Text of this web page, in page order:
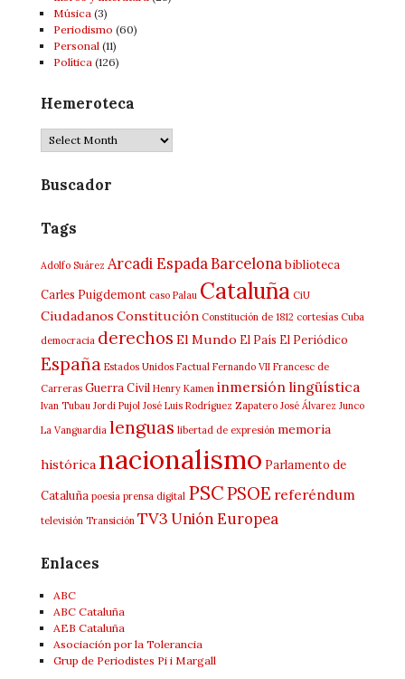
Música(3)
Periodismo (60)
Personal(11)
Política(126)
Hemeroteca
Hemeroteca
Buscador
Tags
Adolfo Suárez Arcadi EspadaBarcelona biblioteca
Carles Puigdemont caso Palau Cataluña CiU
Ciudadanos Constitución Constitución de 1812 cortesías Cuba
democracia derechos El Mundo El País El Periódico
España Estados Unidos Factual Fernando VII Francesc de
Carreras Guerra Civil Henry Kamen inmersión lingüística
Ivan Tubau Jordi Pujol José Luis Rodríguez Zapatero José Álvarez Junco
La Vanguardia lenguas libertad de expresión memoria
histórica nacionalismo Parlamento de
Cataluña poesía prensa digital PSCPSOE referéndum
televisión Transición TV3Unión Europea
Enlaces
ABC
ABC Cataluña
AEB Cataluña
Asociación por la Tolerancia
Grup de Periodistes Pi i Margall